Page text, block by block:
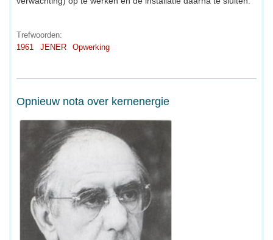
Trefwoorden:
1961
JENER Opwerking
Opnieuw nota over kernenergie